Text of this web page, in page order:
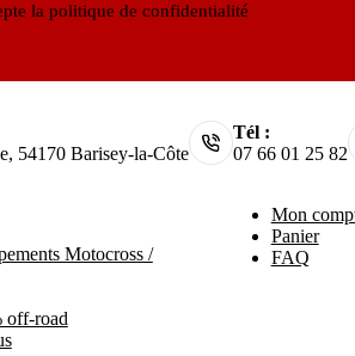
lapolitique de confidentialité
54170 Barisey-la-Côte
Tél :
07 66 01 25 82
Motocross /
off-road
Mon
Panier
FAQ